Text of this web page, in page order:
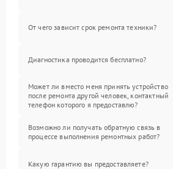
От чего зависит срок ремонта техники?
Диагностика проводится бесплатно?
Может ли вместо меня принять устройство
после ремонта другой человек, контактный
телефон которого я предоставлю?
Возможно ли получать обратную связь в
процессе выполнения ремонтных работ?
Какую гарантию вы предоставляете?